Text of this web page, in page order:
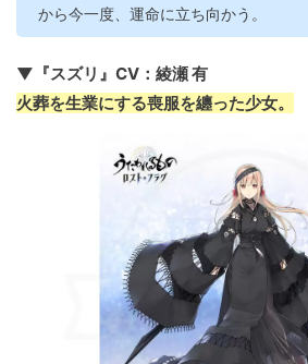
から今一度、運命に立ち向かう。
▼『スズリ』CV：綾瀬 有
火葬を生業にする喪服を纏った少女。